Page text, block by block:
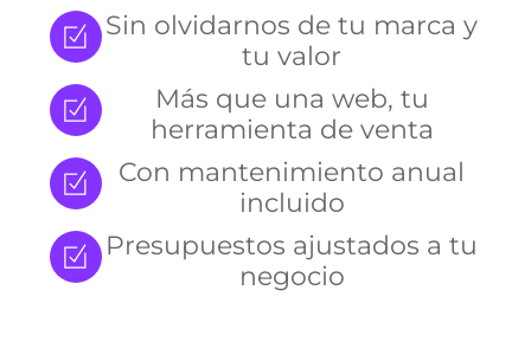
Sin olvidarnos de tu marca y
tu valor
Más que una web, tu
herramienta de venta
Con mantenimiento anual
incluido
Presupuestos ajustados a tu
negocio